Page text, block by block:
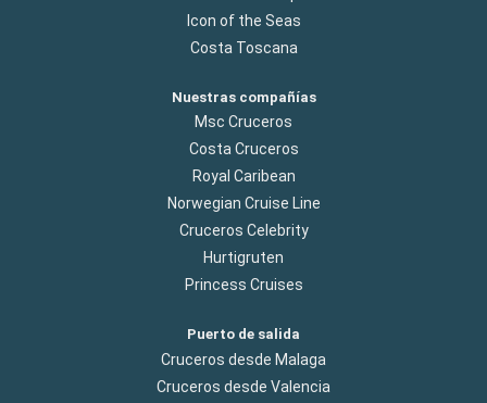
Icon of the Seas
Costa Toscana
Nuestras compañías
Msc Cruceros
Costa Cruceros
Royal Caribean
Norwegian Cruise Line
Cruceros Celebrity
Hurtigruten
Princess Cruises
Puerto de salida
Cruceros desde Malaga
Cruceros desde Valencia